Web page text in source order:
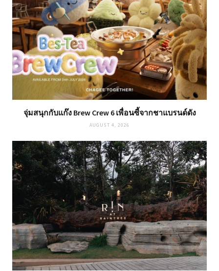
จุ่มสนุกกับแก๊ง Brew Crew 6 เพื่อนซี้จากชาแบรนด์ดัง
AUGUST 4, 2026